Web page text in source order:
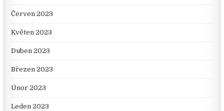
Červen 2023
Květen 2023
Duben 2023
Březen 2023
Únor 2023
Leden 2023